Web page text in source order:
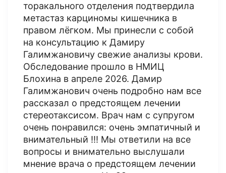
торакального отделения подтвердила
метастаз карциномы кишечника в
правом лёгком. Мы принесли с собой
на консультацию к Дамиру
Галимжановичу свежие анализы крови.
Обследование прошло в НМИЦ
Блохина в апреле 2026. Дамир
Галимжанович очень подробно нам все
рассказал о предстоящем лечении
стереотаксисом. Врач нам с супругом
очень понравился: очень эмпатичный и
внимательный !!! Мы ответили на все
вопросы и внимательно выслушали
мнение врача о предстоящем лечении